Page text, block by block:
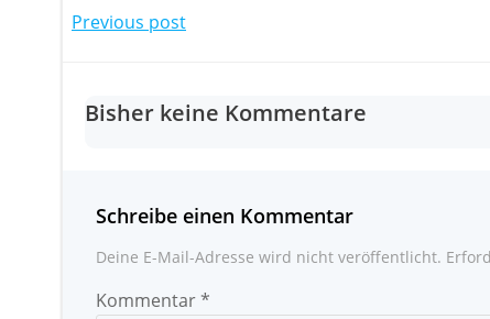
Post
Previous post
Bisher keine Kommentare
Schreibe einen Kommentar
Deine E-Mail-Adresse wird nicht veröffentlicht.
Kommentar*